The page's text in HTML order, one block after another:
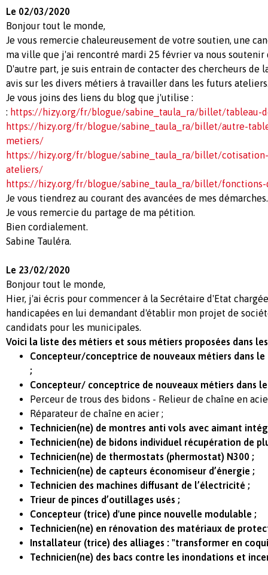
Le 02/03/2020
Bonjour tout le monde,
Je vous remercie chaleureusement de votre soutien, une
ma ville que j'ai rencontré mardi 25 février va nous soutenir
D'autre part, je suis entrain de contacter des chercheurs de
avis sur les divers métiers à travailler dans les futurs
Je vous joins des liens du blog que j'utilise :
: https://hizy.org/fr/blogue/sabine_taula_ra/billet/tableau-
https://hizy.org/fr/blogue/sabine_taula_ra/billet/autre-
metiers/
https://hizy.org/fr/blogue/sabine_taula_ra/billet/
ateliers/
https://hizy.org/fr/blogue/sabine_taula_ra/billet/fonctions-
Je vous tiendrez au courant des avancées de mes démarches.
Je vous remercie du partage de ma pétition.
Bien cordialement.
Sabine Tauléra.
Le 23/02/2020
Bonjour tout le monde,
Hier, j'ai écris pour commencer à la Secrétaire d'Etat
handicapées en lui demandant d'établir mon projet de
candidats pour les municipales.
Voici la liste des métiers et sous métiers proposées dans
Concepteur/conceptrice de nouveaux métiers dans
;
Concepteur/ conceptrice de nouveaux métiers dans
Perceur de trous des bidons - Relieur de chaîne en
Réparateur de chaîne en acier ;
Technicien(ne) de montres anti vols avec aimant
Technicien(ne) de bidons individuel récupération de
Technicien(ne) de thermostats (phermostat) N300 ;
Technicien(ne) de capteurs économiseur d’énergie ;
Technicien des machines diffusant de l’électricité ;
Trieur de pinces d’outillages usés ;
Concepteur (trice) d'une pince nouvelle modulable ;
Technicien(ne) en rénovation des matériaux de
Installateur (trice) des alliages : "transformer en
Technicien(ne) des bacs contre les inondations et